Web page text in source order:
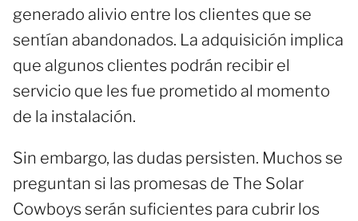
generado alivio entre los clientes que se
sentían abandonados. La adquisición implica
que algunos clientes podrán recibir el
servicio que les fue prometido al momento
de la instalación.
Sin embargo, las dudas persisten. Muchos se
preguntan si las promesas de The Solar
Cowboys serán suficientes para cubrir los